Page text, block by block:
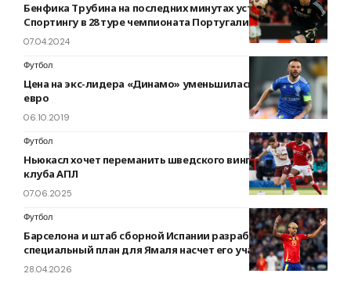
Бенфика Трубина на последних минутах уступила
Спортингу в 28 туре чемпионата Португалии
07.04.2024
Футбол
Цена на экс-лидера «Динамо» уменьшилась на 400 тыс.
евро
06.10.2019
Футбол
Ньюкасл хочет переманить шведского вингера из другого
клуба АПЛ
07.06.2025
Футбол
Барселона и штаб сборной Испании разработали
специальный план для Ямаля насчет его участия в ЧМ-2026
28.04.2026